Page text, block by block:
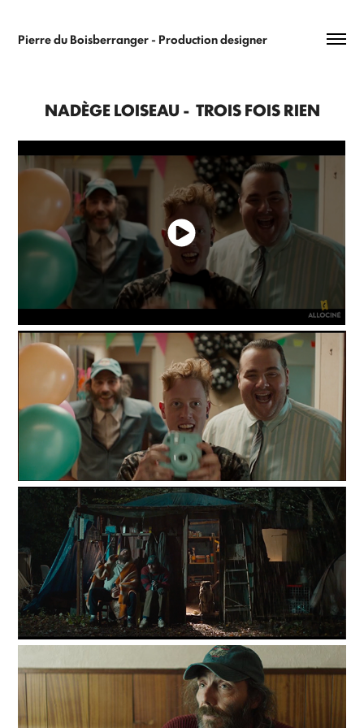
Pierre du Boisberranger - Production designer
NADÈGE LOISEAU -  TROIS FOIS RIEN